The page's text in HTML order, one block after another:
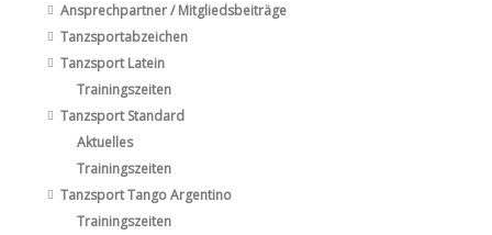
Ansprechpartner / Mitgliedsbeiträge
Tanzsportabzeichen
Tanzsport Latein
Trainingszeiten
Tanzsport Standard
Aktuelles
Trainingszeiten
Tanzsport Tango Argentino
Trainingszeiten